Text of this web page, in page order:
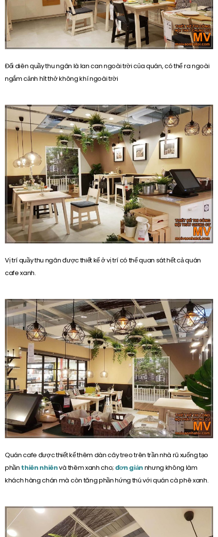
Đối diên quầy thu ngân là lan can ngoài trời của quán, có thể ra ngoài
ngắm cảnh hít thở không khí ngoài trời
Vị trí quầy thu ngân được thiết kế ở vị trí có thể quan sát hết cả quán
cafe xanh.
Quán cafe được thiết kế thêm dàn cây treo trên trần nhà rũ xuống tạo
phần thiên nhiênvà thêm xanh cho; đơn giảnnhưng không làm
khách hàng chán mà còn tăng phần hứng thú với quán cà phê xanh.